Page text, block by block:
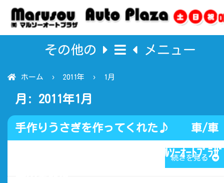
その他の メニュー
ホーム 2011年 1月
月: 2011年1月
手作りうさぎを作ってくれた♪ 車/車
検/板金/事故修理/修理/(有)ﾏﾙｿｰｵｰﾄﾌﾟﾗｻﾞ
岡山市北区
続きを見る